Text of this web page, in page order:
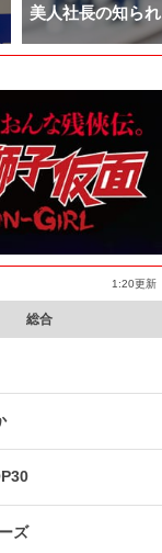
美人社長の知ら
1:20更新
総合
ズ